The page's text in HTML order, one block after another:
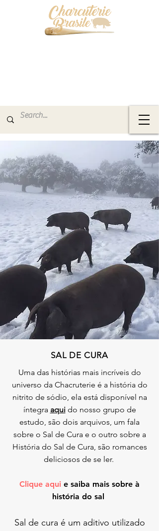
SAL DE CURA
Uma das histórias mais incríveis do
universo da Chacruterie é a história do
nitrito de sódio, ela está disponível na
íntegra aqui do nosso grupo de
estudo, são dois arquivos, um fala
sobre o Sal de Cura e o outro sobre a
História do Sal de Cura, são romances
deliciosos de se ler.
Clique aqui e saiba mais sobre à
história do sal
Sal de cura é um aditivo utilizado